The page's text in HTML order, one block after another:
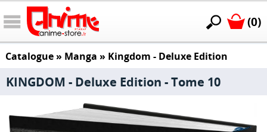
(0)
Catalogue» Manga » Kingdom - Deluxe Edition
KINGDOM - Deluxe Edition - Tome 10